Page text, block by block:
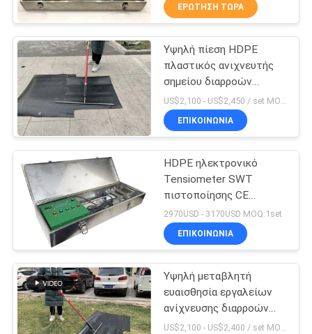
ΈΛΕΓΧΟΣ
ΠΟΙΌΤΗΤΑΣ
ΕΠΙΚΟΙΝΩΝΉΣΤΕ
ΜΑΖΊ
ΜΑΣ
ΕΙΔΉΣΕΙΣ
ΜΠΛΟΓΚ
ΖΗΤΉΣΤΕ
ΠΡΟΣΦΟΡΆ
σωλήνων
Μηχανή
συγκόλλησης
Electrofusion
75
Μηχανή
συγκόλλησης
Geomembrane
122
ΕΡΏΤΗΣΗ ΤΏΡΑ
Υψηλή πίεση HDPE
πλαστικός ανιχνευτής
σημείου διαρροών
ταινιών
προστατευτικού
στρώματος εργαλείων
ΕΠΙΚΟΙΝΩΝΙΑ
HDPE ηλεκτρονικό
Tensiometer SWT
πιστοποίησης CE
Geomembrane - NS005
2970USD - 3170USD MOQ:1set
ΕΠΙΚΟΙΝΩΝΙΑ
Υψηλή μεταβλητή
ευαισθησία εργαλείων
ανίχνευσης διαρροών
μεμβρανών Geo
US$2,100 - US$2,400 / set MOQ:1